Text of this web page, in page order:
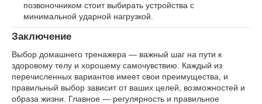
позвоночником стоит выбирать устройства с
минимальной ударной нагрузкой.
Заключение
Выбор домашнего тренажера — важный шаг на пути к
здоровому телу и хорошему самочувствию. Каждый из
перечисленных вариантов имеет свои преимущества, и
правильный выбор зависит от ваших целей, возможностей и
образа жизни. Главное — регулярность и правильное